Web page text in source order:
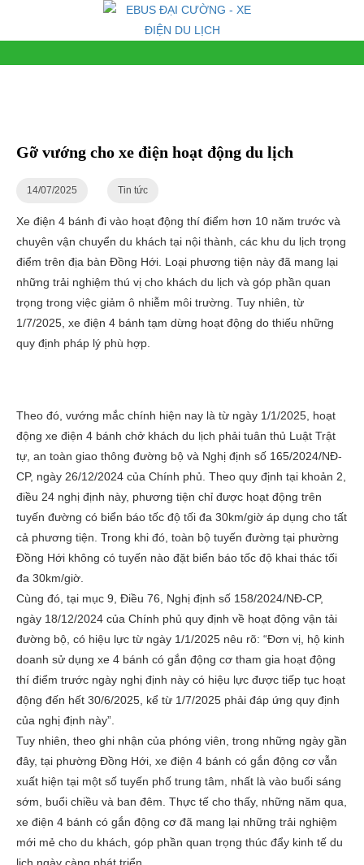
Gỡ vướng cho xe điện hoạt động du lịch
14/07/2025 Tin tức
Xe điện 4 bánh đi vào hoạt động thí điểm hơn 10 năm trước và
chuyên vận chuyển du khách tại nội thành, các khu du lịch trọng
điểm trên địa bàn Đồng Hới. Loại phương tiện này đã mang lại
những trải nghiệm thú vị cho khách du lịch và góp phần quan
trọng trong việc giảm ô nhiễm môi trường. Tuy nhiên, từ
1/7/2025, xe điện 4 bánh tạm dừng hoạt động do thiếu những
quy định pháp lý phù hợp.
Theo đó, vướng mắc chính hiện nay là từ ngày 1/1/2025, hoạt
động xe điện 4 bánh chở khách du lịch phải tuân thủ Luật Trật
tự, an toàn giao thông đường bộ và Nghị định số 165/2024/NĐ-
CP, ngày 26/12/2024 của Chính phủ. Theo quy định tại khoản 2,
điều 24 nghị định này, phương tiện chỉ được hoạt động trên
tuyến đường có biển báo tốc độ tối đa 30km/giờ áp dụng cho tất
cả phương tiện. Trong khi đó, toàn bộ tuyến đường tại phường
Đồng Hới không có tuyến nào đặt biển báo tốc độ khai thác tối
đa 30km/giờ.
Cùng đó, tại mục 9, Điều 76, Nghị định số 158/2024/NĐ-CP,
ngày 18/12/2024 của Chính phủ quy định về hoạt động vận tải
đường bộ, có hiệu lực từ ngày 1/1/2025 nêu rõ: “Đơn vị, hộ kinh
doanh sử dụng xe 4 bánh có gắn động cơ tham gia hoạt động
thí điểm trước ngày nghị định này có hiệu lực được tiếp tục hoạt
động đến hết 30/6/2025, kể từ 1/7/2025 phải đáp ứng quy định
của nghị định này”.
Tuy nhiên, theo ghi nhận của phóng viên, trong những ngày gần
đây, tại phường Đồng Hới, xe điện 4 bánh có gắn động cơ vẫn
xuất hiện tại một số tuyến phố trung tâm, nhất là vào buổi sáng
sớm, buổi chiều và ban đêm. Thực tế cho thấy, những năm qua,
xe điện 4 bánh có gắn động cơ đã mang lại những trải nghiệm
mới mẻ cho du khách, góp phần quan trọng thúc đẩy kinh tế du